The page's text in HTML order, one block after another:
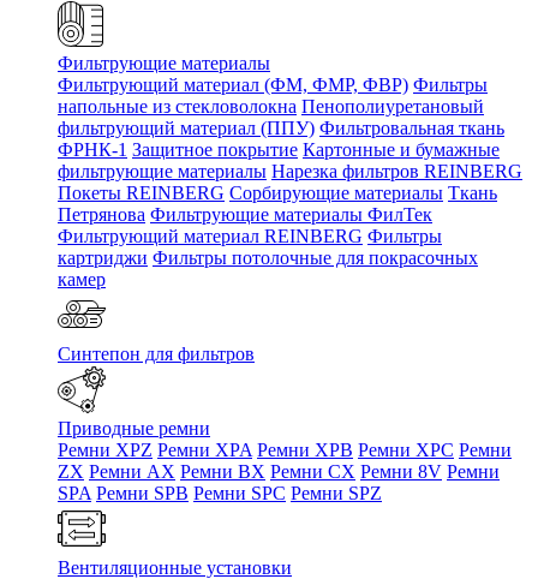
Фильтрующие материалы
Фильтрующий материал (ФМ, ФМР, ФВР) Фильтры
напольные из стекловолокна Пенополиуретановый
фильтрующий материал (ППУ) Фильтровальная ткань
ФРНК-1 Защитное покрытие Картонные и бумажные
фильтрующие материалы Нарезка фильтров REINBERG
Покеты REINBERG Сорбирующие материалы Ткань
Петрянова Фильтрующие материалы ФилТек
Фильтрующий материал REINBERG Фильтры
картриджи Фильтры потолочные для покрасочных
камер
Синтепон для фильтров
Приводные ремни
Ремни XPZ Ремни XPA Ремни XPB Ремни XPC Ремни
ZX Ремни AX Ремни BX Ремни CX Ремни 8V Ремни
SPA Ремни SPB Ремни SPC Ремни SPZ
Вентиляционные установки